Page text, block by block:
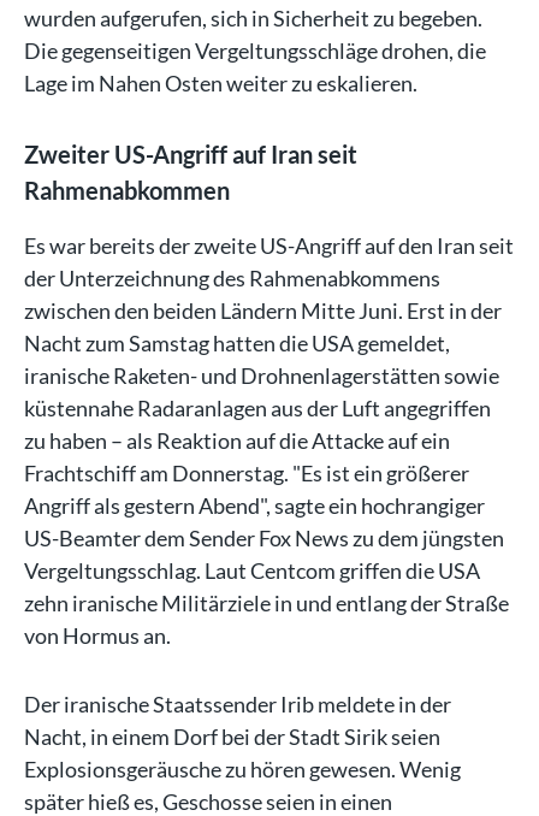
wurden aufgerufen, sich in Sicherheit zu begeben.
Die gegenseitigen Vergeltungsschläge drohen, die
Lage im Nahen Osten weiter zu eskalieren.
Zweiter US-Angriff auf Iran seit
Rahmenabkommen
Es war bereits der zweite US-Angriff auf den Iran seit
der Unterzeichnung des Rahmenabkommens
zwischen den beiden Ländern Mitte Juni. Erst in der
Nacht zum Samstag hatten die USA gemeldet,
iranische Raketen- und Drohnenlagerstätten sowie
küstennahe Radaranlagen aus der Luft angegriffen
zu haben – als Reaktion auf die Attacke auf ein
Frachtschiff am Donnerstag. "Es ist ein größerer
Angriff als gestern Abend", sagte ein hochrangiger
US-Beamter dem Sender Fox News zu dem jüngsten
Vergeltungsschlag. Laut Centcom griffen die USA
zehn iranische Militärziele in und entlang der Straße
von Hormus an.
Der iranische Staatssender Irib meldete in der
Nacht, in einem Dorf bei der Stadt Sirik seien
Explosionsgeräusche zu hören gewesen. Wenig
später hieß es, Geschosse seien in einen